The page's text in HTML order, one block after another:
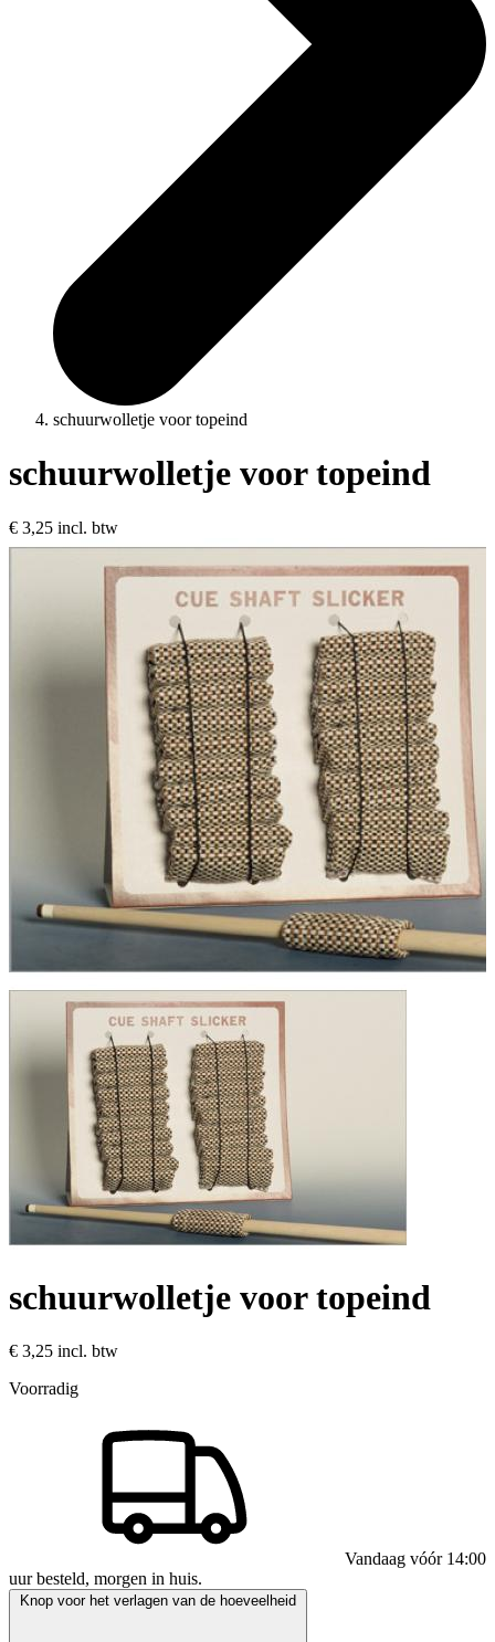
schuurwolletje voor topeind
schuurwolletje voor topeind
€ 3,25 incl. btw
schuurwolletje voor topeind
€ 3,25 incl. btw
Voorradig
Vandaag vóór 14:00
uur besteld, morgen in huis.
Knop voor het verlagen van de hoeveelheid